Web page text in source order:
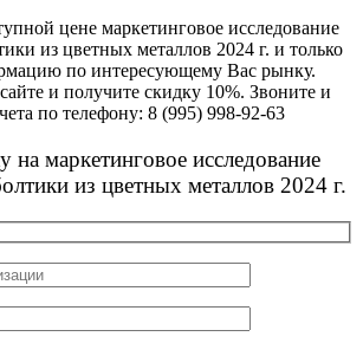
цене маркетинговое исследование
из цветных металлов 2024 г. и только
по интересующему Вас рынку.
и получите скидку 10%. Звоните и
по телефону: 8 (995) 998-92-63
на маркетинговое исследование
из цветных металлов 2024 г.